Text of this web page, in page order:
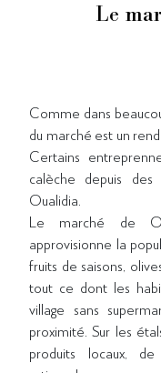
Le
Comme dans
du marché est un
Certains
calèche depuis des
Oualidia.
Le marché de
approvisionne la
fruits de saisons,
tout ce dont les
village sans
proximité. Sur les
produits locaux,